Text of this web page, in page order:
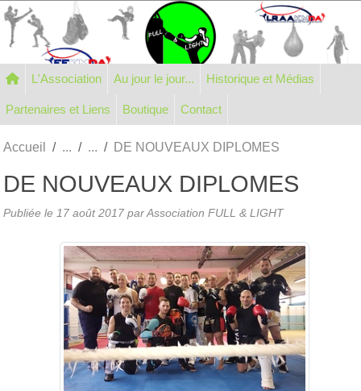
L'Association Au jour le jour... Historique et Médias
Partenaires et Liens Boutique Contact
Accueil DE NOUVEAUX DIPLOMES
DE NOUVEAUX DIPLOMES
Publiée le 17 août 2017 par Association FULL & LIGHT
Panneau de gestion des cookies